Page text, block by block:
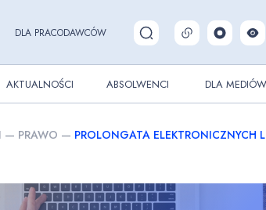
DLA PRACODAWCÓW Pokaż/ukryj
AKTUALNOŚCI ABSOLWENCI DLA MEDIÓW
— PRAWO — PROLONGATA ELEKTRONICZNYCH